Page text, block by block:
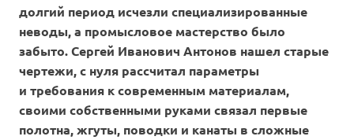
долгий период исчезли специализированные
неводы, а промысловое мастерство было
забыто. Сергей Иванович Антонов нашел старые
чертежи, с нуля рассчитал параметры
и требования к современным материалам,
своими собственными руками связал первые
полотна, жгуты, поводки и канаты в сложные